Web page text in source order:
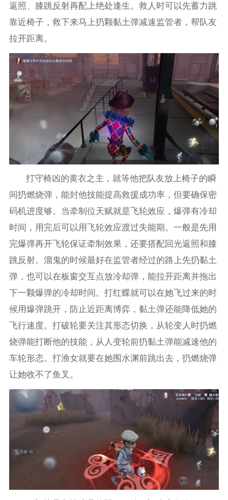
返照、膝跳反射再配上绝处逢生。救人时可以先蓄力跳
靠近椅子，救下来马上扔颗黏土弹减速监管者，帮队友
拉开距离。
打守椅凶的黄衣之主，就等他把队友放上椅子的瞬
间扔燃烧弹，能封他技能提高救援成功率，但要确保密
码机进度够。当牵制位天赋就是飞轮效应，爆弹有冷却
时间，用完后可以用飞轮效应渡过失能期。一般是先用
完爆弹再开飞轮保证牵制效果，还要搭配回光返照和膝
跳反射。溜鬼的时候最好在监管者经过的路上先扔黏土
弹，也可以在板窗交互点放冷却弹，能拉开距离并拖出
下一颗爆弹的冷却时间。打红蝶就可以在她飞过来的时
候用爆弹跳开，防止近距离博弈，黏土弹还能降低她的
飞行速度。打破轮要关注其形态切换，从轮变人时扔燃
烧弹能打断他的技能，从人变轮前扔黏土弹能减速他的
车轮形态。打渔女就要在她围水渊前跳出去，扔燃烧弹
让她收不了鱼叉。